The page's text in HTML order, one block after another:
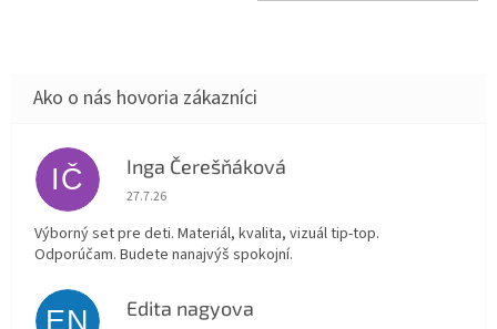
IČ Inga Čerešňáková
Hodnotenie obchodu je 5 z 5 hviezdičiek.
27.7.26
Výborný set pre deti. Materiál, kvalita, vizuál tip-top.
Odporúčam. Budete nanajvýš spokojní.
EN Edita nagyova